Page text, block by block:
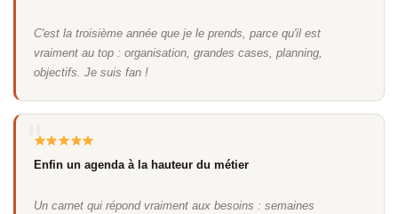
C'est la troisième année que je le prends, parce qu'il est
vraiment au top : organisation, grandes cases, planning,
objectifs. Je suis fan !
Enfin un agenda à la hauteur du métier
Un carnet qui répond vraiment aux besoins : semaines